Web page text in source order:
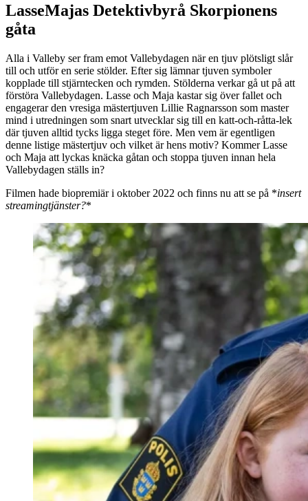
LasseMajas Detektivbyrå Skorpionens
gåta
Alla i Valleby ser fram emot Vallebydagen när en tjuv plötsligt slår
till och utför en serie stölder. Efter sig lämnar tjuven symboler
kopplade till stjärntecken och rymden. Stölderna verkar gå ut på att
förstöra Vallebydagen. Lasse och Maja kastar sig över fallet och
engagerar den vresiga mästertjuven Lillie Ragnarsson som master
mind i utredningen som snart utvecklar sig till en katt-och-råtta-lek
där tjuven alltid tycks ligga steget före. Men vem är egentligen
denne listige mästertjuv och vilket är hens motiv? Kommer Lasse
och Maja att lyckas knäcka gåtan och stoppa tjuven innan hela
Vallebydagen ställs in?
Filmen hade biopremiär i oktober 2022 och finns nu att se på *insert
streamingtjänster?*